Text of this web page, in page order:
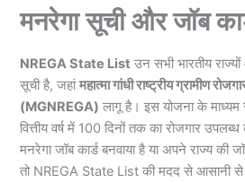
मनरेगा सूची और जॉब
NREGA State List उन सभी भारतीय
सूची है, जहांमहात्मा गांधी राष्ट्रीय ग्रामीण
(MGNREGA) लागू है। इस योजना के माध्यम
वित्तीय वर्ष में 100 दिनों तक का रोजगार
मनरेगा जॉब कार्ड बनवाया है या अपने राज्य की
तो NREGA State List की मदद से आसानी से